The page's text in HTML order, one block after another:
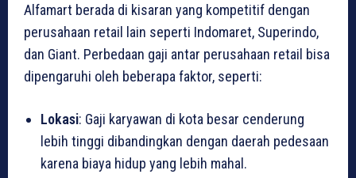
Alfamart berada di kisaran yang kompetitif dengan
perusahaan retail lain seperti Indomaret, Superindo,
dan Giant. Perbedaan gaji antar perusahaan retail bisa
dipengaruhi oleh beberapa faktor, seperti:
Lokasi: Gaji karyawan di kota besar cenderung
lebih tinggi dibandingkan dengan daerah pedesaan
karena biaya hidup yang lebih mahal.